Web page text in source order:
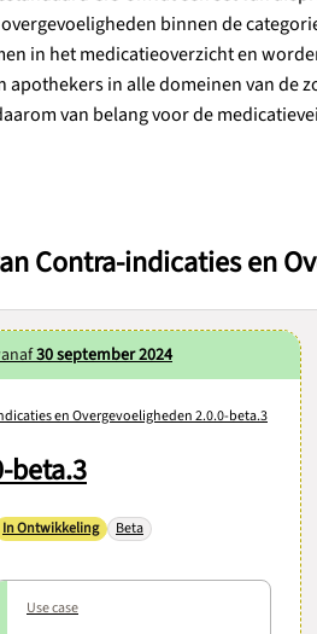
binnen de
in het medicatieoverzicht en
apothekers in alle domeinen van de
van belang voor de
Contra-indicaties en
30 september 2024
en Overgevoeligheden 2.0.0-beta.3
beta.3
In Ontwikkeling Beta
Use case